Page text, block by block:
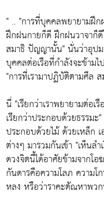
" .. "การที่บุคคลพยายามฝึ
ฝึกฝนกายก็ดี ฝึกฝนวาจาก็
สมาธิ ปัญญานั้น" นั่นว่าอุป
บุคคลต่อเรือที่กำลังจะข้ามไ
"การที่เรามาปฏิบัติตามศีล
นี่ "เรียกว่าเราพยายามต่อเ
เรียกว่าประกอบด้วยธรรมะ"
ประกอบด้วยไม้ ด้วยเหล็ก เ
ต่างๆ มารวมกันเข้า "เห็นล
ดวงจิตนี้ได้อาศัยข้ามจากโอ
กันดารคือความโลภ ความโ
หลง หรือว่าราคะตัณหาพว